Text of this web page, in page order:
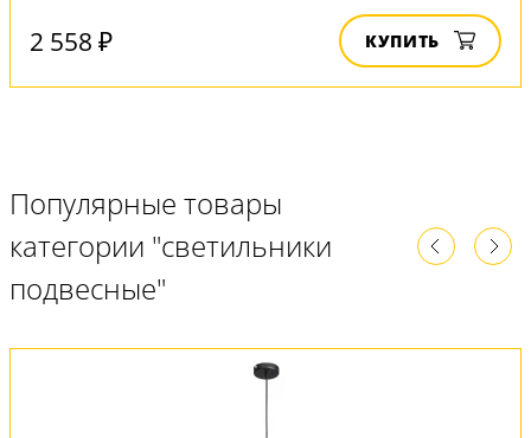
2 558 ₽ КУПИТЬ
Популярные товары
категории "светильники
подвесные"